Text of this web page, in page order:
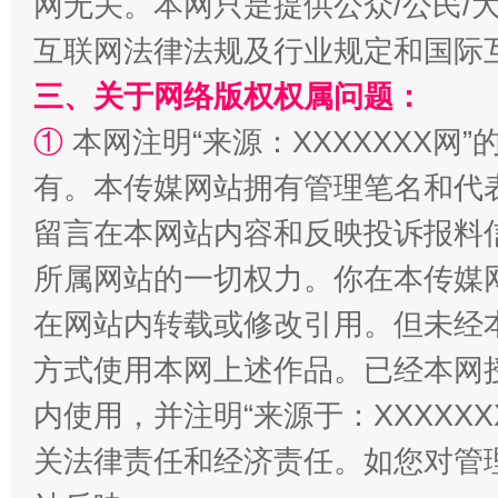
阿坝州三大球赛在茂县开幕 规模
国家大学科技园优化重塑工作
互联网法律法规及行业规定和国
三、关于网络版权权属问题：
① 本网注明“来源：XXXXXXX网”
有。本传媒网站拥有管理笔名和
留言在本网站内容和反映投诉报
所属网站的一切权力。你在本传
在网站内转载或修改引用。但未
方式使用本网上述作品。已经本
内使用，并注明“来源于：
关法律责任和经济责任。如您对